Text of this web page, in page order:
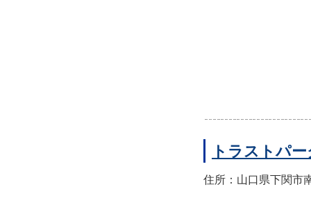
トラストパ
住所：山口県下関市